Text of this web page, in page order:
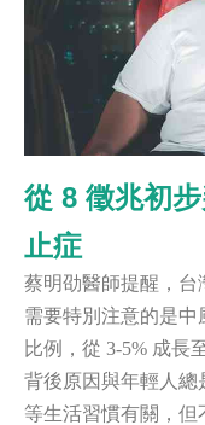
從 8 徵兆初
止症
蔡明劭醫師提醒，台
需要特別注意的是中
比例，從 3-5% 成長
背後原因與年輕人總
等生活習慣有關，但